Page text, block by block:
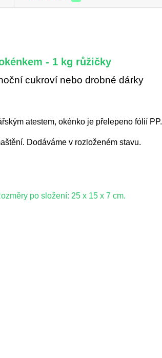
- 1 kg růžičky
cukroví nebo drobné dárky
atestem, okénko je přelepeno fólií PP.
Dodáváme v rozloženém stavu.
po složení: 25 x 15 x 7 cm.